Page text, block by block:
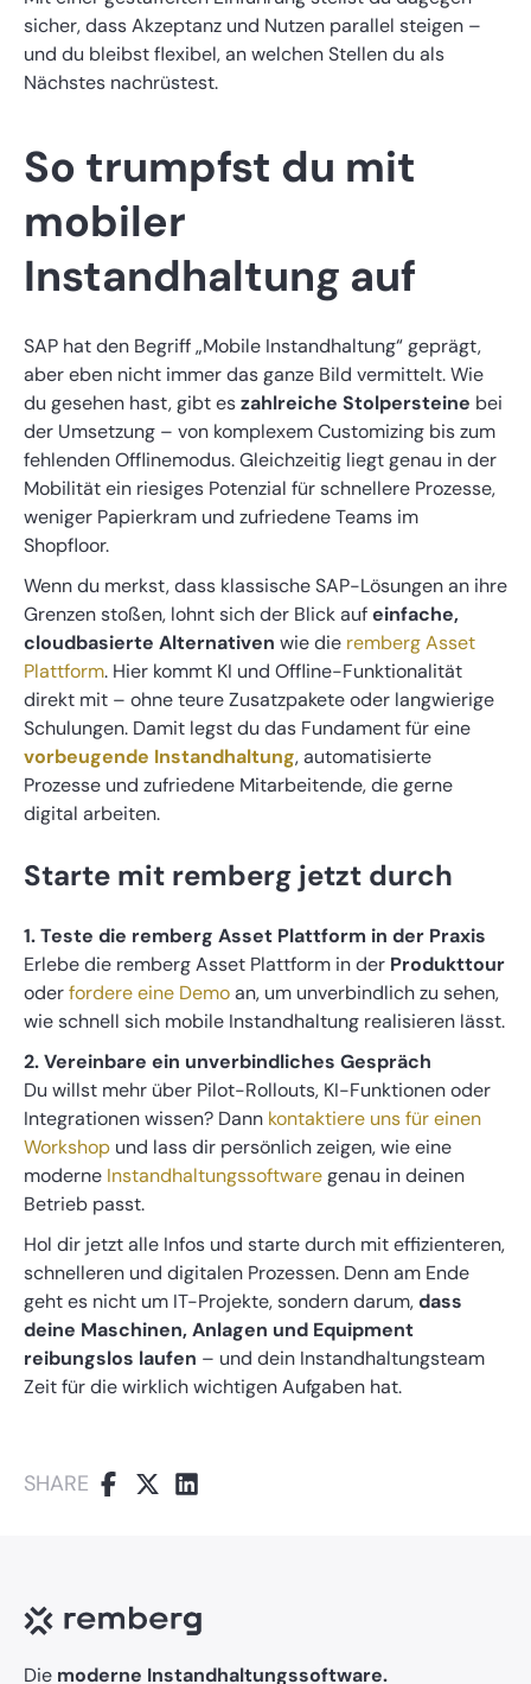
sicher, dass Akzeptanz und Nutzen parallel steigen –
und du bleibst flexibel, an welchen Stellen du als
Nächstes nachrüstest.
So trumpfst du mit
mobiler
Instandhaltung auf
SAP hat den Begriff „Mobile Instandhaltung“ geprägt,
aber eben nicht immer das ganze Bild vermittelt. Wie
du gesehen hast, gibt eszahlreiche Stolpersteine bei
der Umsetzung – von komplexem Customizing bis zum
fehlenden Offlinemodus. Gleichzeitig liegt genau in der
Mobilität ein riesiges Potenzial für schnellere Prozesse,
weniger Papierkram und zufriedene Teams im
Shopfloor.
Wenn du merkst, dass klassische SAP-Lösungen an ihre
Grenzen stoßen, lohnt sich der Blick aufeinfache,
cloudbasierte Alternativen wie die remberg Asset
Plattform. Hier kommt KI und Offline-Funktionalität
direkt mit – ohne teure Zusatzpakete oder langwierige
Schulungen. Damit legst du das Fundament für eine
vorbeugende Instandhaltung, automatisierte
Prozesse und zufriedene Mitarbeitende, die gerne
digital arbeiten.
Starte mit remberg jetzt durch
1. Teste die remberg Asset Plattform in der Praxis
Erlebe die remberg Asset Plattform in der Produkttour
oderfordere eine Demoan, um unverbindlich zu sehen,
wie schnell sich mobile Instandhaltung realisieren lässt.
2. Vereinbare ein unverbindliches Gespräch
Du willst mehr über Pilot-Rollouts, KI-Funktionen oder
Integrationen wissen? Dann kontaktiere uns für einen
Workshop und lass dir persönlich zeigen, wie eine
moderne Instandhaltungssoftwaregenau in deinen
Betrieb passt.
Hol dir jetzt alle Infos und starte durch mit effizienteren,
schnelleren und digitalen Prozessen. Denn am Ende
geht es nicht um IT-Projekte, sondern darum,dass
deine Maschinen, Anlagen und Equipment
reibungslos laufen – und dein Instandhaltungsteam
Zeit für die wirklich wichtigen Aufgaben hat.
SHARE
Die moderne Instandhaltungssoftware.